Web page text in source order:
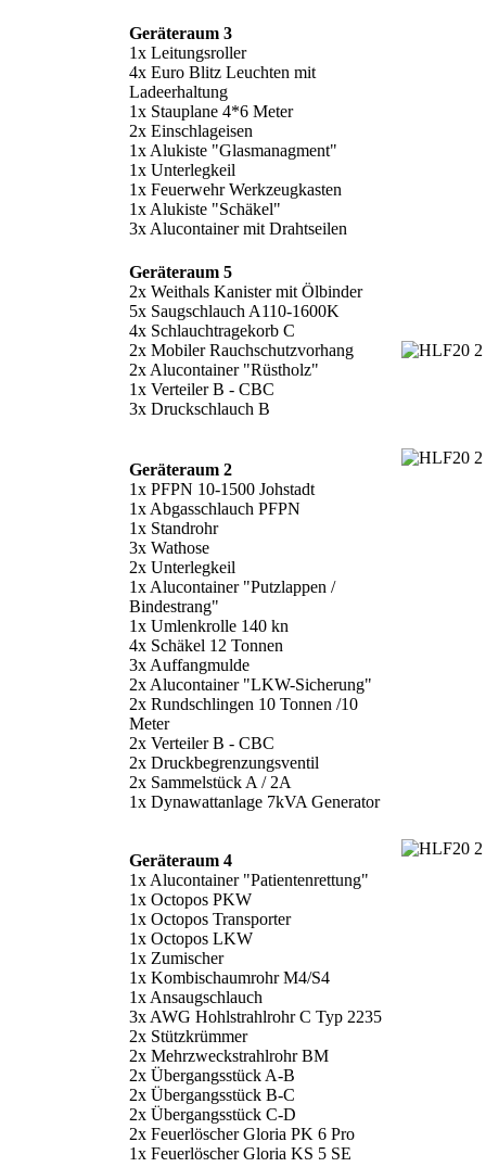
Geräteraum 3
1x Leitungsroller
4x Euro Blitz Leuchten mit
Ladeerhaltung
1x Stauplane 4*6 Meter
2x Einschlageisen
1x Alukiste "Glasmanagment"
1x Unterlegkeil
1x Feuerwehr Werkzeugkasten
1x Alukiste "Schäkel"
3x Alucontainer mit Drahtseilen
Geräteraum 5
2x Weithals Kanister mit Ölbinder
5x Saugschlauch A110-1600K
4x Schlauchtragekorb C
2x Mobiler Rauchschutzvorhang
2x Alucontainer "Rüstholz"
1x Verteiler B - CBC
3x Druckschlauch B
Geräteraum 2
1x PFPN 10-1500 Johstadt
1x Abgasschlauch PFPN
1x Standrohr
3x Wathose
2x Unterlegkeil
1x Alucontainer "Putzlappen /
Bindestrang"
1x Umlenkrolle 140 kn
4x Schäkel 12 Tonnen
3x Auffangmulde
2x Alucontainer "LKW-Sicherung"
2x Rundschlingen 10 Tonnen /10
Meter
2x Verteiler B - CBC
2x Druckbegrenzungsventil
2x Sammelstück A / 2A
1x Dynawattanlage 7kVA Generator
Geräteraum 4
1x Alucontainer "Patientenrettung"
1x Octopos PKW
1x Octopos Transporter
1x Octopos LKW
1x Zumischer
1x Kombischaumrohr M4/S4
1x Ansaugschlauch
3x AWG Hohlstrahlrohr C Typ 2235
2x Stützkrümmer
2x Mehrzweckstrahlrohr BM
2x Übergangsstück A-B
2x Übergangsstück B-C
2x Übergangsstück C-D
2x Feuerlöscher Gloria PK 6 Pro
1x Feuerlöscher Gloria KS 5 SE